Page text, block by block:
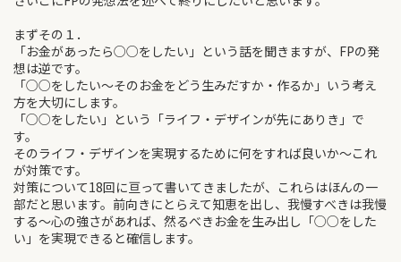
まずその１．
「お金があったら○○をしたい」という話を聞きますが、FPの発
想は逆です。
「○○をしたい～そのお金をどう生みだすか・作るか」いう考え
方を大切にします。
「○○をしたい」という「ライフ・デザインが先にありき」で
す。
そのライフ・デザインを実現するために何をすれば良いか～これ
が対策です。
対策について18回に亘って書いてきましたが、これらはほんの一
部だと思います。前向きにとらえて知恵を出し、我慢すべきは我慢
する～心の強さがあれば、然るべきお金を生み出し「○○をした
い」を実現できると確信します。